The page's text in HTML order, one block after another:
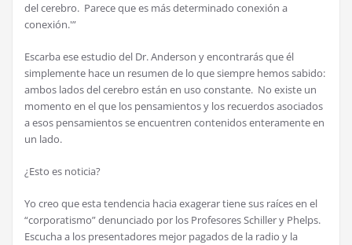
del cerebro. Parece que es más determinado conexión a
conexión.'”
Escarba ese estudio del Dr. Anderson y encontrarás que él
simplemente hace un resumen de lo que siempre hemos sabido:
ambos lados del cerebro están en uso constante. No existe un
momento en el que los pensamientos y los recuerdos asociados
a esos pensamientos se encuentren contenidos enteramente en
un lado.
¿Esto es noticia?
Yo creo que esta tendencia hacia exagerar tiene sus raíces en el
“corporatismo” denunciado por los Profesores Schiller y Phelps.
Escucha a los presentadores mejor pagados de la radio y la